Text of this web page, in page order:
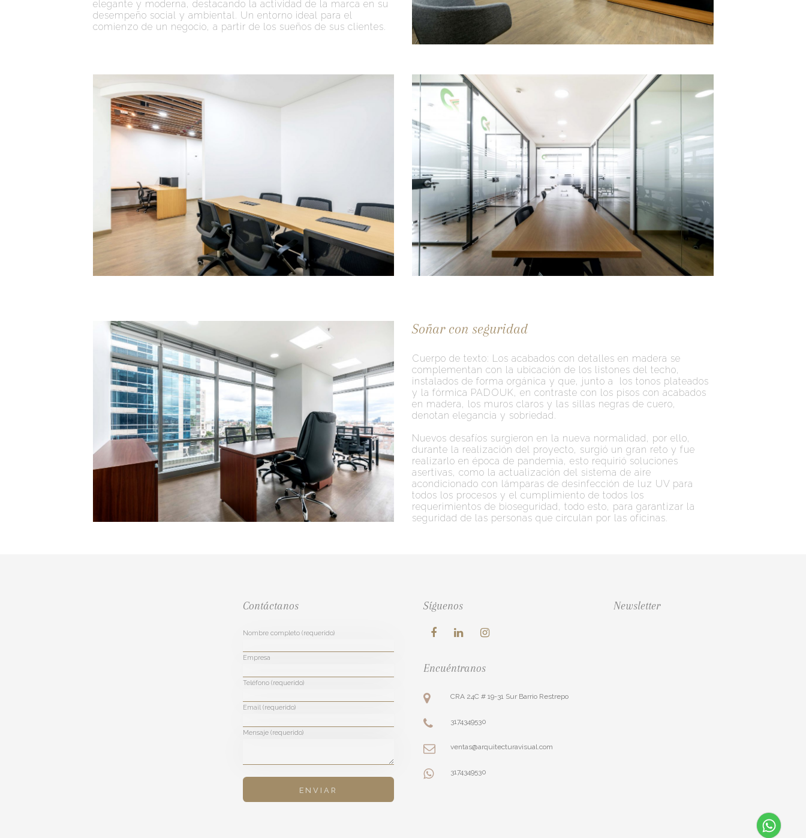
elegante y moderna, destacando la actividad de la marca en su
desempeño social y ambiental. Un entorno ideal para el
comienzo de un negocio, a partir de los sueños de sus clientes.
Soñar con seguridad
Cuerpo de texto: Los acabados con detalles en madera se
complementan con la ubicación de los listones del techo,
instalados de forma orgánica y que, junto a los tonos plateados
y la fórmica PADOUK, en contraste con los pisos con acabados
en madera, los muros claros y las sillas negras de cuero,
denotan elegancia y sobriedad.
Nuevos desafíos surgieron en la nueva normalidad, por ello,
durante la realización del proyecto, surgió un gran reto y fue
realizarlo en época de pandemia, esto requirió soluciones
asertivas, como la actualización del sistema de aire
acondicionado con lámparas de desinfección de luz UV para
todos los procesos y el cumplimiento de todos los
requerimientos de bioseguridad, todo esto, para garantizar la
seguridad de las personas que circulan por las oficinas.
Contáctanos
Nombre completo (requerido)
Empresa
Teléfono (requerido)
Email (requerido)
Mensaje (requerido)
Síguenos
Encuéntranos
CRA 24C # 19-31 Sur Barrio Restrepo
3174349530
ventas@arquitecturavisual.com
3174349530
Newsletter